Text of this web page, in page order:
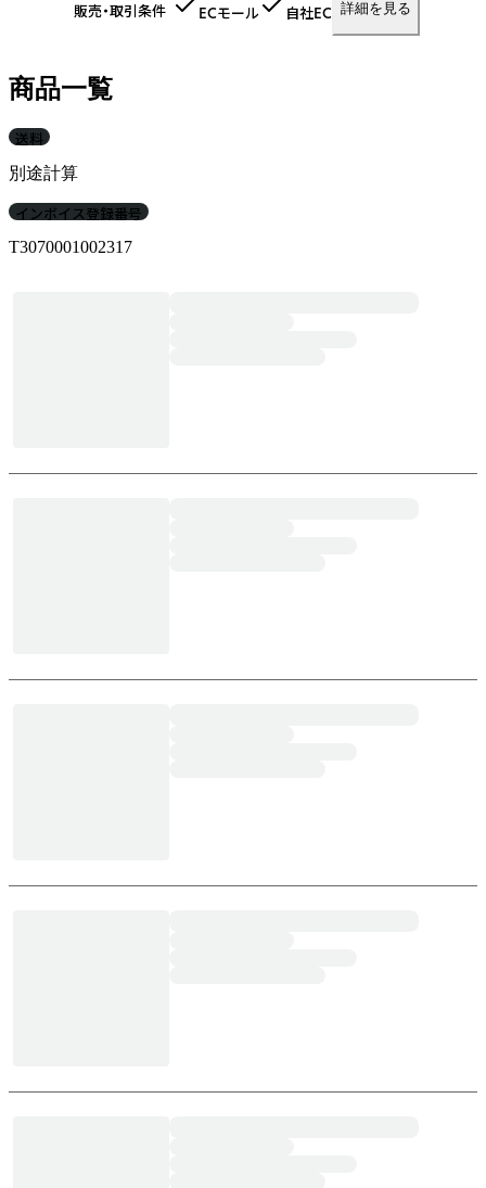
販売・取引条件 ECモール 自社EC 詳細を見る
商品一覧
送料
別途計算
インボイス登録番号
T3070001002317